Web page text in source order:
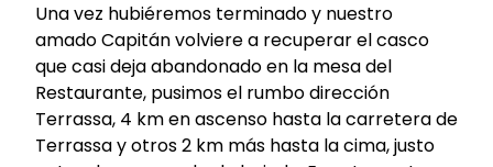
Una vez hubiéremos terminado y nuestro
amado Capitán volviere a recuperar el casco
que casi deja abandonado en la mesa del
Restaurante, pusimos el rumbo dirección
Terrassa, 4 km en ascenso hasta la carretera de
Terrassa y otros 2 km más hasta la cima, justo